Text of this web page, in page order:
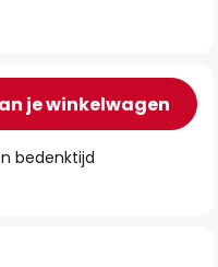
je winkelwagen
bedenktijd